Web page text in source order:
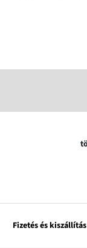
Fizetés és kiszállítás